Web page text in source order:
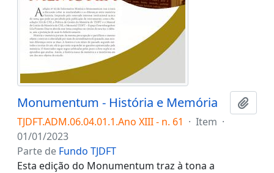
Monumentum - História e Memória
TJDFT.ADM.06.04.01.1.Ano XIII - n. 61 · Item ·
01/01/2023
Parte de Fundo TJDFT
Esta edição do Monumentum traz à tona a